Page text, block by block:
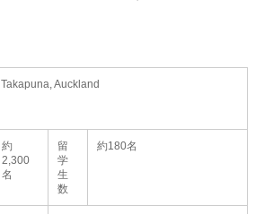
Auckland
約
2,300
名
留
学
生
数
約180名